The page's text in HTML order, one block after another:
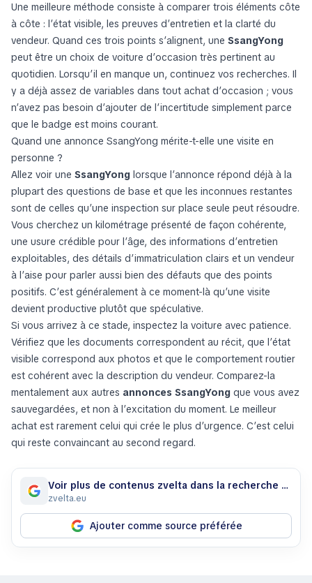
Une meilleure méthode consiste à comparer trois éléments côte
à côte : l’état visible, les preuves d’entretien et la clarté du
vendeur. Quand ces trois points s’alignent, une SsangYong
peut être un choix de voiture d’occasion très pertinent au
quotidien. Lorsqu’il en manque un, continuez vos recherches. Il
y a déjà assez de variables dans tout achat d’occasion ; vous
n’avez pas besoin d’ajouter de l’incertitude simplement parce
que le badge est moins courant.
Quand une annonce SsangYong mérite-t-elle une visite en
personne ?
Allez voir une SsangYong lorsque l’annonce répond déjà à la
plupart des questions de base et que les inconnues restantes
sont de celles qu’une inspection sur place seule peut résoudre.
Vous cherchez un kilométrage présenté de façon cohérente,
une usure crédible pour l’âge, des informations d’entretien
exploitables, des détails d’immatriculation clairs et un vendeur
à l’aise pour parler aussi bien des défauts que des points
positifs. C’est généralement à ce moment-là qu’une visite
devient productive plutôt que spéculative.
Si vous arrivez à ce stade, inspectez la voiture avec patience.
Vérifiez que les documents correspondent au récit, que l’état
visible correspond aux photos et que le comportement routier
est cohérent avec la description du vendeur. Comparez-la
mentalement aux autres annonces SsangYong que vous avez
sauvegardées, et non à l’excitation du moment. Le meilleur
achat est rarement celui qui crée le plus d’urgence. C’est celui
qui reste convaincant au second regard.
Voir plus de contenus zvelta dans la recherche Google
zvelta.eu
Ajouter comme source préférée